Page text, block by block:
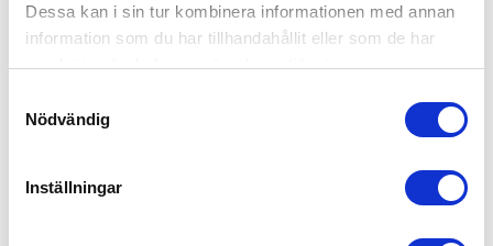
Dessa kan i sin tur kombinera informationen med annan
information som du har tillhandahållit eller som de har
samlat in när du har använt deras tjänster.
Nödvändig
Inställningar
Lastsäkringskudde PP
LUFTKUDDEPÅFYLLARE
ALUMINIUM